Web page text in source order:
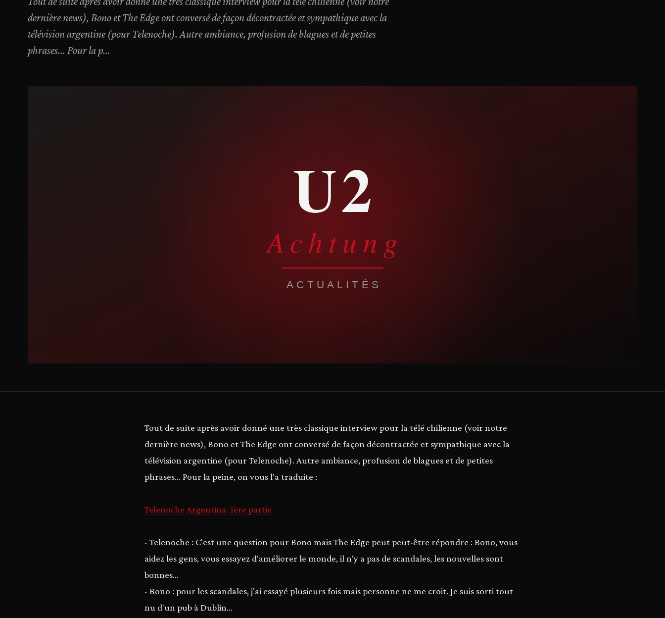
dernière news), Bono et The Edge ont conversé de façon décontractée et sympathique avec la
télévision argentine (pour Telenoche). Autre ambiance, profusion de blagues et de petites
phrases... Pour la p...
Tout de suite après avoir donné une très classique interview pour la télé chilienne (voir notre
dernière news), Bono et The Edge ont conversé de façon décontractée et sympathique avec la
télévision argentine (pour Telenoche). Autre ambiance, profusion de blagues et de petites
phrases... Pour la peine, on vous l'a traduite :
Telenoche Argentina. 1ère partie
- Telenoche : C'est une question pour Bono mais The Edge peut peut-être répondre : Bono, vous
aidez les gens, vous essayez d'améliorer le monde, il n'y a pas de scandales, les nouvelles sont
bonnes…
- Bono : pour les scandales, j'ai essayé plusieurs fois mais personne ne me croit. Je suis sorti tout
nu d'un pub à Dublin…